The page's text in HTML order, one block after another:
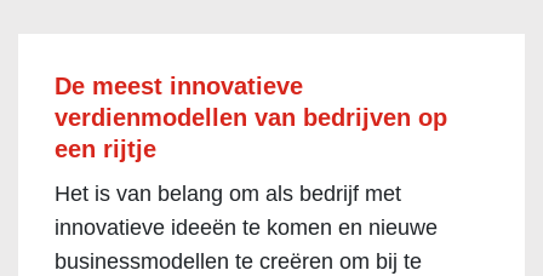
De meest innovatieve
verdienmodellen van bedrijven op
een rijtje
Het is van belang om als bedrijf met
innovatieve ideeën te komen en nieuwe
businessmodellen te creëren om bij te